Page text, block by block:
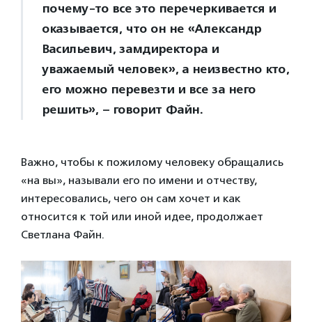
почему-то все это перечеркивается и
оказывается, что он не «Александр
Васильевич, замдиректора и
уважаемый человек», а неизвестно кто,
его можно перевезти и все за него
решить», – говорит Файн.
Важно, чтобы к пожилому человеку обращались
«на вы», называли его по имени и отчеству,
интересовались, чего он сам хочет и как
относится к той или иной идее, продолжает
Светлана Файн.